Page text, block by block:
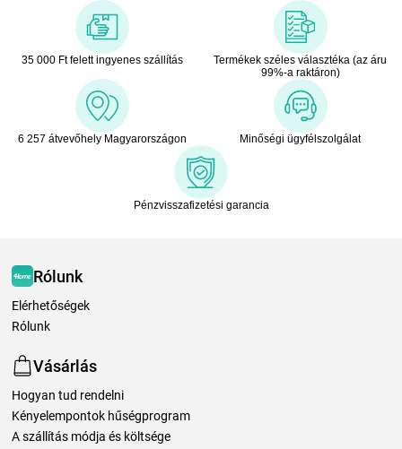
35 000 Ft felett ingyenes szállítás
Termékek széles választéka (az áru
99%-a raktáron)
6 257 átvevőhely Magyarországon Minőségi ügyfélszolgálat
Pénzvisszafizetési garancia
Rólunk
Elérhetőségek
Rólunk
Vásárlás
Hogyan tud rendelni
Kényelempontok hűségprogram
A szállítás módja és költsége